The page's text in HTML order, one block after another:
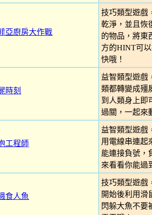
亞廚房大作戰
技巧類型遊戲
乾淨，並且恢
的物品，將東
方的HINT可
快哦！
時刻
益智類型遊戲
類都轉變成殭
到人類身上即
過關，一起來
工程師
益智類型遊戲
用電線串連起
能連接負號，
來看看你能過
食人魚
技巧類型遊戲
開始後利用滑
閃躲大魚不要